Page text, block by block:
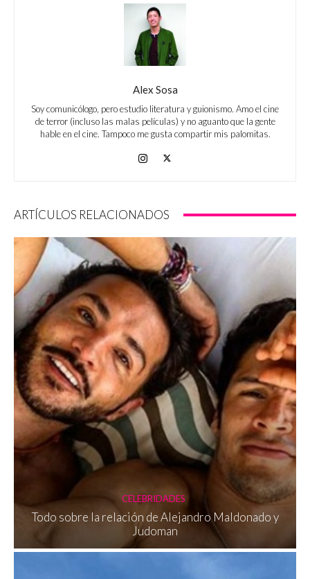
Alex Sosa
Soy comunicólogo, pero estudio literatura y guionismo. Amo el cine
de terror (incluso las malas películas) y no aguanto que la gente
hable en el cine. Tampoco me gusta compartir mis palomitas.
ARTÍCULOS RELACIONADOS
CELEBRIDADES
Todo sobre la relación de Alejandro Maldonado y
Judoman